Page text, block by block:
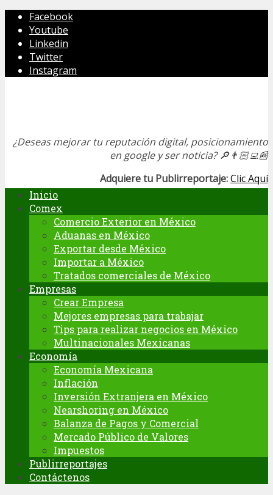
Facebook
Youtube
Linkedin
Twitter
Instagram
¿Deseas mejorar tu reputación digital, posicionamiento
en google y ser noticia?🔎👨🏻‍💻📰
Adquiere tu Publirreportaje:Clic Aquí
Inicio
Comex
Comercio Exterior en México
Aduanas en México
Exportar desde México
Importar a México
Tratados comerciales de México
Empresas
Crear Empresa
Mejores empresas para trabajar
Tips para realizar negocios en México
Multinacionales Mexicanas
Economía
Economía Mexicana
Inflación
Inversión Extranjera en México
Nearshoring en México
Balanza de Pagos y Comercial
Mercado Público de Valores
Impuestos
Publirreportajes
Contáctenos